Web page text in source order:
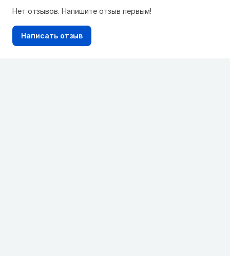
Нет отзывов. Напишите отзыв первым!
Написать отзыв